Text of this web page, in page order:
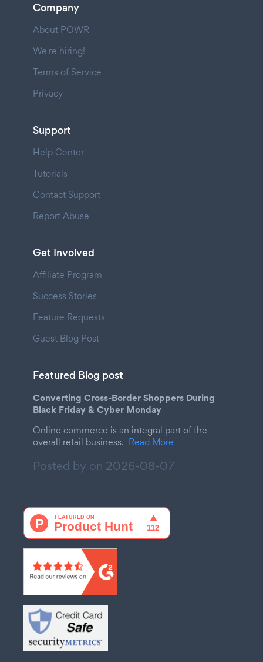
Company
About POWR
We're hiring!
Terms of Service
Privacy
Support
Help Center
Tutorials
Contact Support
Report Abuse
Get Involved
Affiliate Program
Success Stories
Feature Requests
Guest Blog Post
Featured Blog post
Converting Cross-Border Shoppers During
Black Friday & Cyber Monday
Online commerce is an integral part of the
overall retail business. Read More
Posted by on 2026-08-07